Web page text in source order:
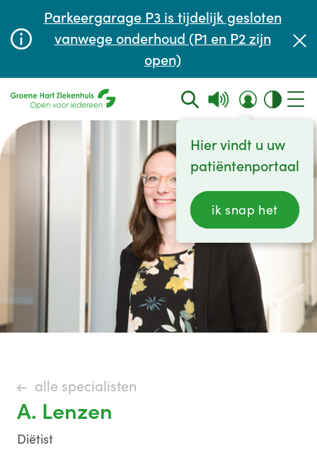
Parkeergarage P3 is tijdelijk gesloten
vanwege onderhoud (P1 en P2 zijn
open)
Hier vindt u uw
patiëntenportaal
ik snap het
Wachttijden
alle specialisten
A. Lenzen
Diëtist